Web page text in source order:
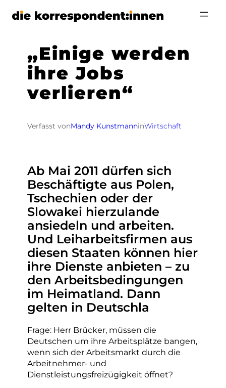
Zum
„Einige werden
ihre Jobs
verlieren“
Verfasst vonMandy KunstmanninWirtschaft
Ab Mai 2011 dürfen sich
Beschäftigte aus Polen,
Tschechien oder der
Slowakei hierzulande
ansiedeln und arbeiten.
Und Leiharbeitsfirmen aus
diesen Staaten können hier
ihre Dienste anbieten – zu
den Arbeitsbedingungen
im Heimatland. Dann
gelten in Deutschla
Frage: Herr Brücker, müssen die
Deutschen um ihre Arbeitsplätze bangen,
wenn sich der Arbeitsmarkt durch die
Arbeitnehmer- und
Dienstleistungsfreizügigkeit öffnet?